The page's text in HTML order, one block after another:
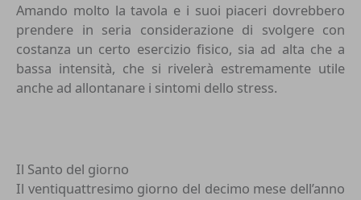
Amando molto la tavola e i suoi piaceri dovrebbero
prendere in seria considerazione di svolgere con
costanza un certo esercizio fisico, sia ad alta che a
bassa intensità, che si rivelerà estremamente utile
anche ad allontanare i sintomi dello stress.
Il Santo del giorno
Il ventiquattresimo giorno del decimo mese dell’anno